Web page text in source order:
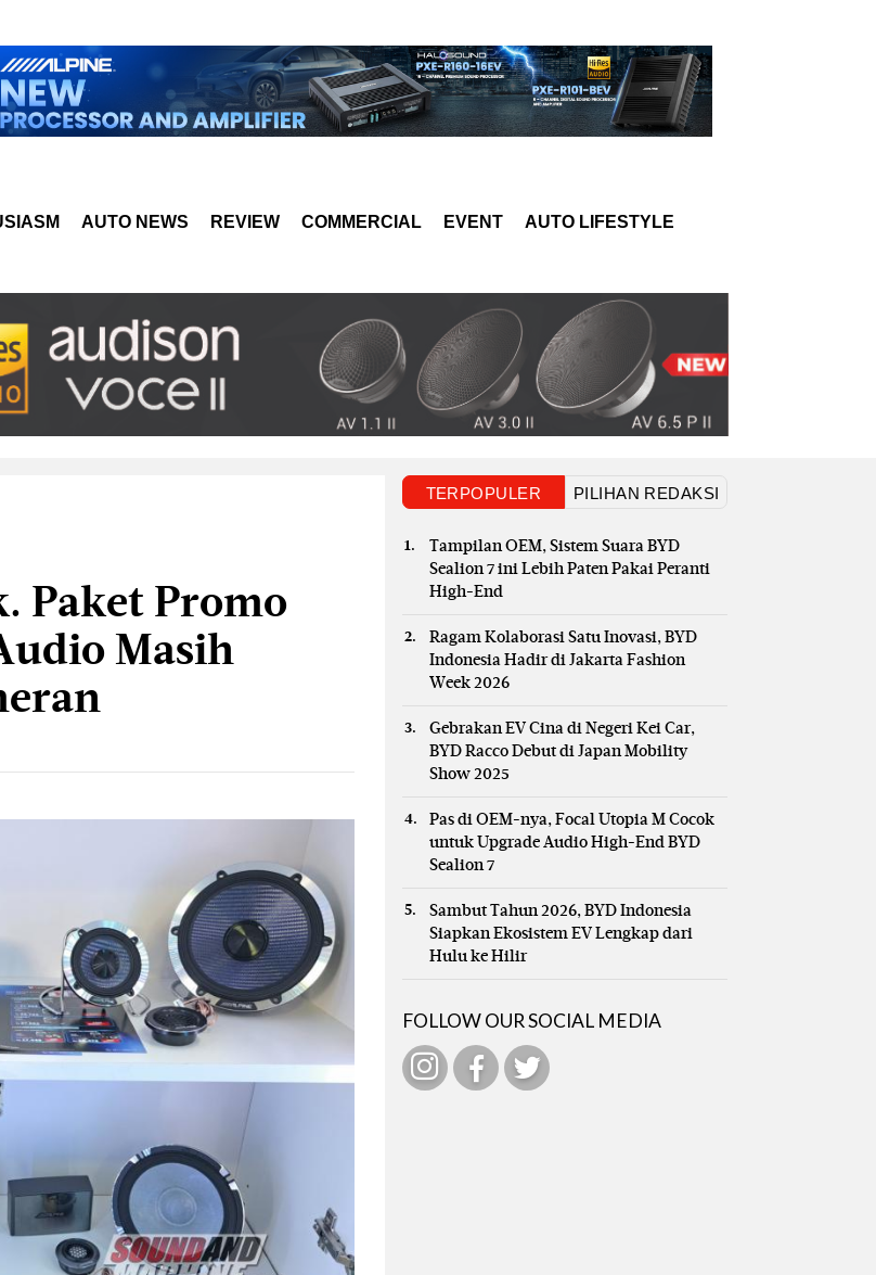
AUTO NEWS REVIEW COMMERCIAL EVENT AUTO LIFESTYLE
Paket Promo
Masih
TERPOPULER PILIHAN REDAKSI
Tampilan OEM, Sistem Suara BYD
Sealion 7 ini Lebih Paten Pakai Peranti
High-End
Ragam Kolaborasi Satu Inovasi, BYD
Indonesia Hadir di Jakarta Fashion
Week 2026
Gebrakan EV Cina di Negeri Kei Car,
BYD Racco Debut di Japan Mobility
Show 2025
Pas di OEM-nya, Focal Utopia M Cocok
untuk Upgrade Audio High-End BYD
Sealion 7
Sambut Tahun 2026, BYD Indonesia
Siapkan Ekosistem EV Lengkap dari
Hulu ke Hilir
FOLLOW OUR SOCIAL MEDIA